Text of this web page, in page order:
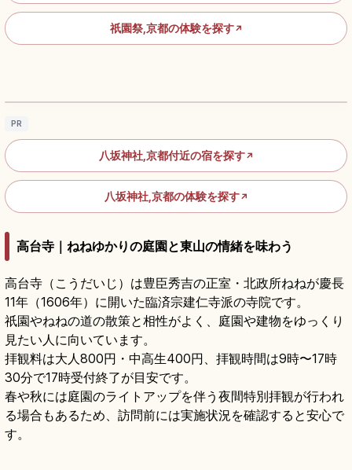
祇園祭,京都の体験を探す↗
PR
八坂神社,京都付近の宿を探す↗
八坂神社,京都の体験を探す↗
高台寺｜ねねゆかりの庭園と東山の情緒を味わう
高台寺（こうだいじ）は豊臣秀吉の正室・北政所ねねが慶長
11年（1606年）に開いた臨済宗建仁寺派の寺院です。
祇園やねねの道の散策と相性がよく、庭園や建物をゆっくり
見たい人に向いています。
拝観料は大人800円・中高生400円、拝観時間は9時〜17時
30分で17時受付終了が目安です。
春や秋には庭園のライトアップを伴う夜間特別拝観が行われ
る場合もあるため、訪問前には実施状況を確認すると安心で
す。
高台寺の見どころ｜ねねゆかりの庭園・茶